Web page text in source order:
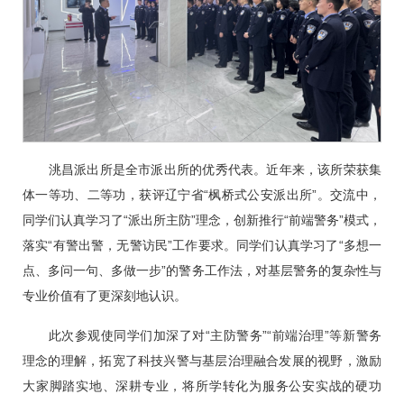
洮昌派出所是全市派出所的优秀代表。近年来，该所荣获集
体一等功、二等功，获评辽宁省“枫桥式公安派出所”。交流中，
同学们认真学习了“派出所主防”理念，创新推行“前端警务”模式，
落实“有警出警，无警访民”工作要求。同学们认真学习了“多想一
点、多问一句、多做一步”的警务工作法，对基层警务的复杂性与
专业价值有了更深刻地认识。
此次参观使同学们加深了对“主防警务”“前端治理”等新警务
理念的理解，拓宽了科技兴警与基层治理融合发展的视野，激励
大家脚踏实地、深耕专业，将所学转化为服务公安实战的硬功